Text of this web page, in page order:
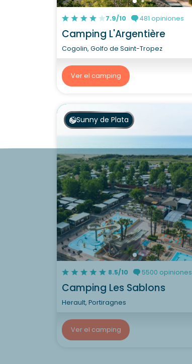
7.9/10 481 opiniones
Camping L'Argentière
Cogolin, Golfo de Saint-Tropez
Ver el camping
Sunny de Plata
8.5/10 5500 opiniones
Camping Les Sablons
Herault, Portiragnes
Ver el camping